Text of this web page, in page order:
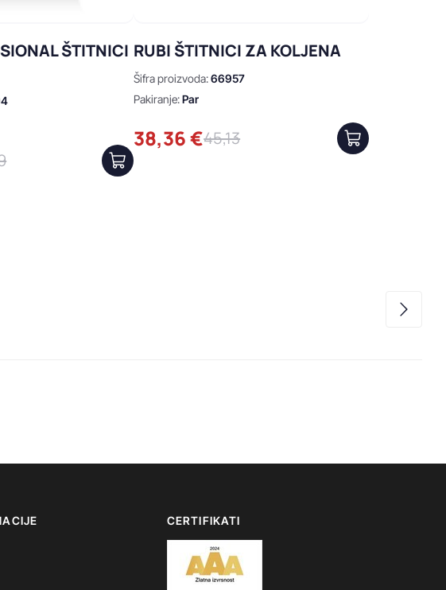
ŠTITNICI RUBI ŠTITNICI ZA KOLJENA
Šifra proizvoda:66957
Pakiranje:Par
38,36 €45,13
CERTIFIKATI